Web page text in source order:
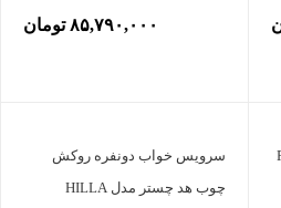
۸۵,۷۹۰,۰۰۰ تومان
سرویس خواب دونفره روکش
چوب هد چستر مدل HILLA